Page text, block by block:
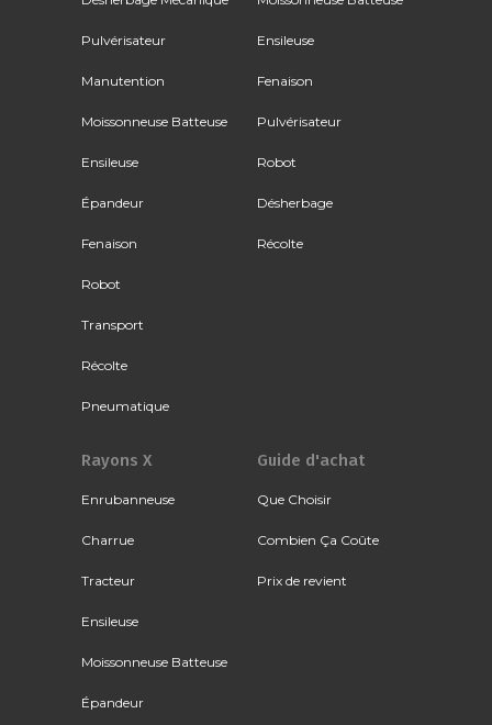
Pulvérisateur
Manutention
Moissonneuse Batteuse
Ensileuse
Épandeur
Fenaison
Robot
Transport
Récolte
Pneumatique
Ensileuse
Fenaison
Pulvérisateur
Robot
Désherbage
Récolte
Rayons X
Enrubanneuse
Charrue
Tracteur
Ensileuse
Moissonneuse Batteuse
Épandeur
Guide d'achat
Que Choisir
Combien Ça Coûte
Prix de revient